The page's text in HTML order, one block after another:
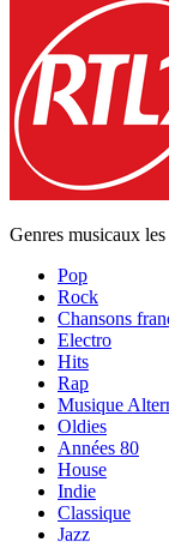
Genres musicaux
Pop
Rock
Chansons
Electro
Hits
Rap
Musique
Oldies
Années 80
House
Indie
Classique
Jazz